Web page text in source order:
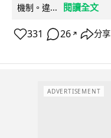
機制。違...
閱讀全文
331 26 ↗ 分享
ADVERTISEMENT